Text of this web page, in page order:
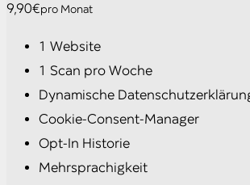
9,90€pro Monat
1 Website
1 Scan pro Woche
Dynamische
Cookie-Consent-Manager
Opt-In Historie
Mehrsprachigkeit